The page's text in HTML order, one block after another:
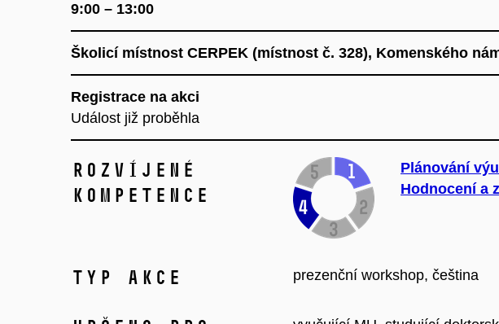
9:00 – 13:00
Školicí místnost CERPEK (místnost č. 328), Komenského
Registrace na akci
Událost již proběhla
Rozvíjené
kompetence
Plánování
Hodnocení a
Typ akce prezenční workshop, čeština